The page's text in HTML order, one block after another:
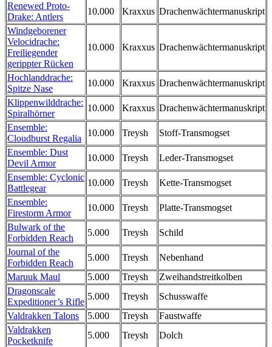
Renewed Proto-
Drake: Antlers
10.000 Kraxxus Drachenwächtermanuskript
Windgeborener
Velocidrache:
Freiliegender
gerippter Rücken
10.000 Kraxxus Drachenwächtermanuskript
Hochlanddrache:
Spitze Nase
10.000 Kraxxus Drachenwächtermanuskript
Klippenwilddrache:
Spiralhörner
10.000 Kraxxus Drachenwächtermanuskript
Ensemble:
Cloudburst Regalia
10.000 Treysh
Stoff-Transmogset
Ensemble: Dust
Devil Armor
10.000 Treysh
Leder-Transmogset
Ensemble: Cyclonic
Battlegear
10.000 Treysh
Kette-Transmogset
Ensemble:
Firestorm Armor
10.000 Treysh
Platte-Transmogset
Bulwark of the
Forbidden Reach
5.000 Treysh
Schild
Journal of the
Forbidden Reach
5.000 Treysh
Nebenhand
Maruuk Maul
5.000 Treysh
Zweihandstreitkolben
Dragonscale
Expeditioner’s Rifle
5.000 Treysh
Schusswaffe
Valdrakken Talons
5.000 Treysh
Faustwaffe
Valdrakken
Pocketknife
5.000 Treysh
Dolch